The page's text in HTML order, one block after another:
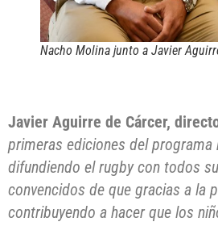
Nacho Molina junto a Javier
Javier Aguirre de Cárcer,
primeras ediciones del
difundiendo el rugby con todos
convencidos de que gracias a la
contribuyendo a hacer que los